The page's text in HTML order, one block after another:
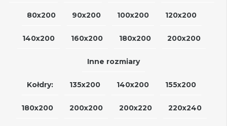
80x200 90x200 100x200 120x200
140x200 160x200 180x200 200x200
Inne rozmiary
Kołdry: 135x200 140x200 155x200
180x200 200x200 200x220 220x240